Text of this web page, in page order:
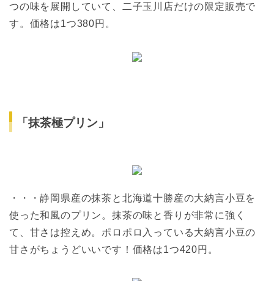
つの味を展開していて、二子玉川店だけの限定販売で
す。価格は1つ380円。
「抹茶極プリン」
・・・静岡県産の抹茶と北海道十勝産の大納言小豆を
使った和風のプリン。抹茶の味と香りが非常に強く
て、甘さは控えめ。ポロポロ入っている大納言小豆の
甘さがちょうどいいです！価格は1つ420円。